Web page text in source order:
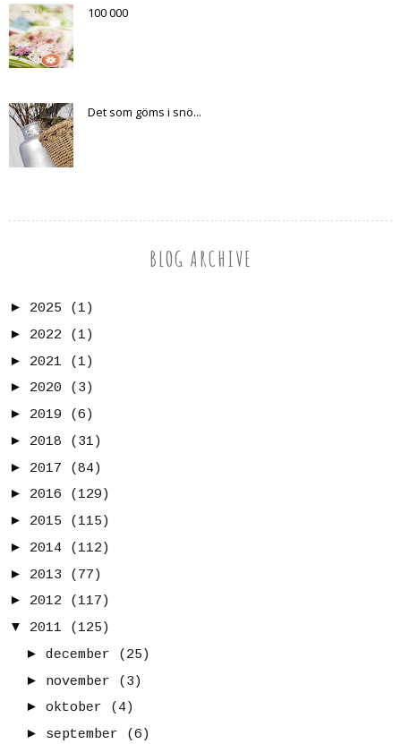
100 000
Det som göms i snö...
BLOG ARCHIVE
► 2025
(1)
► 2022
(1)
► 2021
(1)
► 2020
(3)
► 2019
(6)
► 2018
(31)
► 2017
(84)
► 2016
(129)
► 2015
(115)
► 2014
(112)
► 2013
(77)
► 2012
(117)
▼
2011
(125)
► december
(25)
► november
(3)
► oktober
(4)
► september
(6)